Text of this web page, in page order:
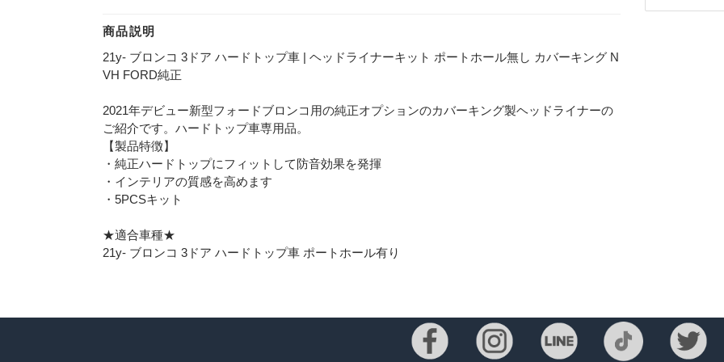
商品説明
21y- ブロンコ 3ドア ハードトップ車 | ヘッドライナーキット ポートホール無し カバーキング N
VH FORD純正
2021年デビュー新型フォードブロンコ用の純正オプションのカバーキング製ヘッドライナーの
ご紹介です。ハードトップ車専用品。
【製品特徴】
・純正ハードトップにフィットして防音効果を発揮
・インテリアの質感を高めます
・5PCSキット
★適合車種★
21y- ブロンコ 3ドア ハードトップ車 ポートホール有り
プライバ